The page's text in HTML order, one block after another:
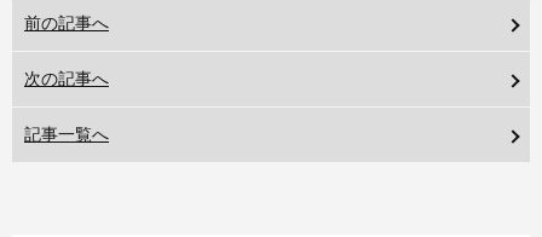
前の記事へ
次の記事へ
記事一覧へ